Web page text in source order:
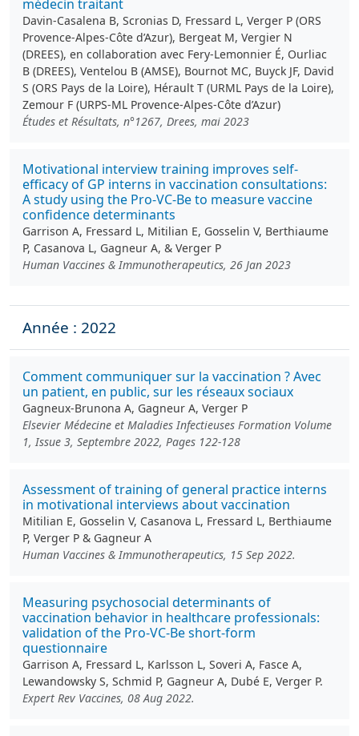
médecin traitant
Davin-Casalena B, Scronias D, Fressard L, Verger P (ORS
Provence-Alpes-Côte d’Azur), Bergeat M, Vergier N
(DREES), en collaboration avec Fery-Lemonnier É, Ourliac
B (DREES), Ventelou B (AMSE), Bournot MC, Buyck JF, David
S (ORS Pays de la Loire), Hérault T (URML Pays de la Loire),
Zemour F (URPS-ML Provence-Alpes-Côte d’Azur)
Études et Résultats, n°1267, Drees, mai 2023
Motivational interview training improves self-
efficacy of GP interns in vaccination consultations:
A study using the Pro-VC-Be to measure vaccine
confidence determinants
Garrison A, Fressard L, Mitilian E, Gosselin V, Berthiaume
P, Casanova L, Gagneur A, & Verger P
Human Vaccines & Immunotherapeutics, 26 Jan 2023
Année : 2022
Comment communiquer sur la vaccination ? Avec
un patient, en public, sur les réseaux sociaux
Gagneux-Brunona A, Gagneur A, Verger P
Elsevier Médecine et Maladies Infectieuses Formation Volume
1, Issue 3, Septembre 2022, Pages 122-128
Assessment of training of general practice interns
in motivational interviews about vaccination
Mitilian E, Gosselin V, Casanova L, Fressard L, Berthiaume
P, Verger P & Gagneur A
Human Vaccines & Immunotherapeutics, 15 Sep 2022.
Measuring psychosocial determinants of
vaccination behavior in healthcare professionals:
validation of the Pro-VC-Be short-form
questionnaire
Garrison A, Fressard L, Karlsson L, Soveri A, Fasce A,
Lewandowsky S, Schmid P, Gagneur A, Dubé E, Verger P.
Expert Rev Vaccines, 08 Aug 2022.